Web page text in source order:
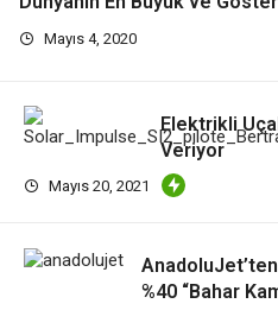
Mayıs 4, 2020
Elektrikli
Veriyor
Mayıs 20, 2021
%40 “Bahar